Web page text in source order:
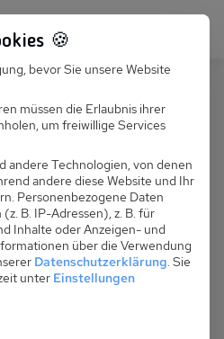
251 899 050
Bergblick
🍪
bevor Sie unsere Website
müssen die Erlaubnis ihrer
um freiwillige Services
andere Technologien, von denen
andere diese Website und Ihr
Personenbezogene Daten
B. IP-Adressen), z. B. für
Inhalte oder Anzeigen- und
über die Verwendung
Datenschutzerklärung. Sie
unter Einstellungen
Service-Gruppen, für die